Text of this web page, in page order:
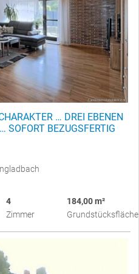
… DREI EBENEN
SOFORT BEZUGSFERTIG
4
Zimmer
184,00 m²
Grundstücksfläche